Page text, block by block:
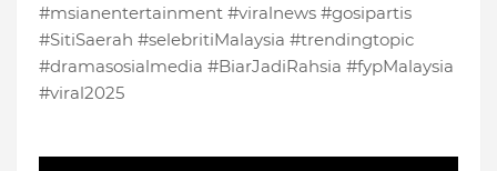
#msianentertainment #viralnews #gosipartis
#SitiSaerah #selebritiMalaysia #trendingtopic
#dramasosialmedia #BiarJadiRahsia #fypMalaysia
#viral2025